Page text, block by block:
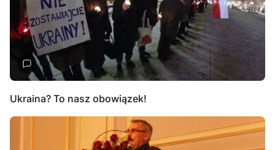
Ukraina? To nasz obowiązek!